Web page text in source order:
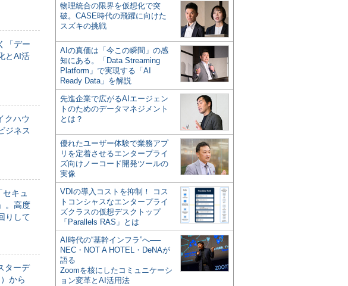
「デー
とAI活
クハウ
ジネス
セキュ
。高度
りして
ターデ
から
物理統合の限界を仮想化で突
破。CASE時代の飛躍に向けた
スズキの挑戦
AIの真価は「今この瞬間」の感
知にある。「Data Streaming
Platform」で実現する「AI
Ready Data」を解説
先進企業で広がるAIエージェン
トのためのデータマネジメント
とは？
優れたユーザー体験で業務アプ
リを定着させるエンタープライ
ズ向けノーコード開発ツールの
実像
VDIの導入コストを抑制！ コス
トコンシャスなエンタープライ
ズクラスの仮想デスクトップ
「Parallels RAS」とは
AI時代の“基幹インフラ”へ──
NEC・NOT A HOTEL・DeNAが
語る
Zoomを核にしたコミュニケーシ
ョン変革とAI活用法